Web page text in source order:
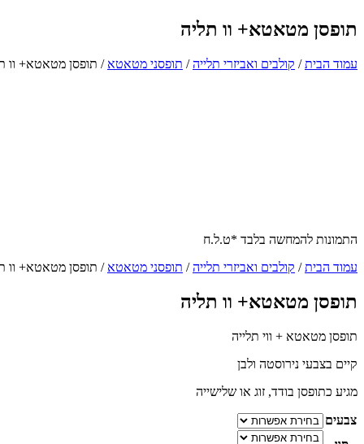
תופסן מטאטא+ וו תליה
עמוד הבית/ קולבים ואביזרי תלייה/ תופסני מטאטא / תופסן מטאטא+ וו
התמונות להמחשה בלבד *ט.ל.ח
עמוד הבית/ קולבים ואביזרי תלייה/ תופסני מטאטא / תופסן מטאטא+ וו
תופסן מטאטא+ וו תליה
תופסן מטאטא + ווי תלייה
קיים בצבעי נירוסטה ולבן
מגיע כתופסן בודד, זוג או שלישייה
צבעים